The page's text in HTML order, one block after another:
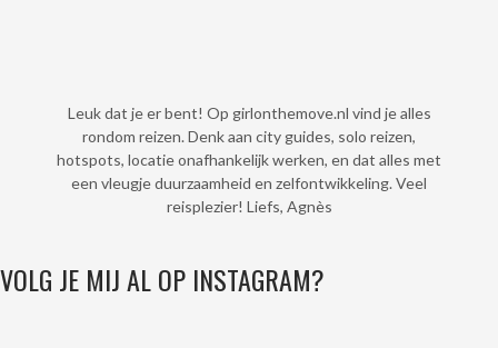
Leuk dat je er bent! Op girlonthemove.nl vind je alles
rondom reizen. Denk aan city guides, solo reizen,
hotspots, locatie onafhankelijk werken, en dat alles met
een vleugje duurzaamheid en zelfontwikkeling. Veel
reisplezier! Liefs, Agnès
VOLG JE MIJ AL OP INSTAGRAM?